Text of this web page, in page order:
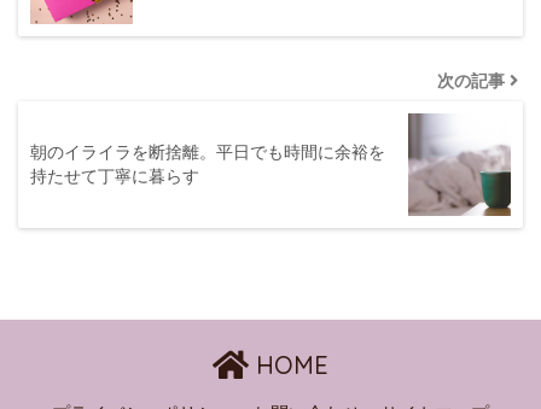
次の記事
朝のイライラを断捨離。平日でも時間に余裕を
持たせて丁寧に暮らす
HOME